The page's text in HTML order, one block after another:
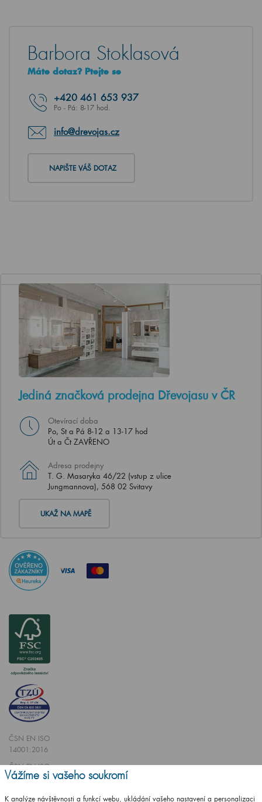
Barbora Stoklasová
Máte dotaz? Ptejte se
+420 461 653 937
Po - Pá: 8-17 hod.
info@drevojas.cz
NAPIŠTE VÁŠ DOTAZ
Jediná značková prodejna Dřevojasu v ČR
Otevírací doba
Po, St a Pá 8-12 a 13-17 hod
Út a Čt ZAVŘENO
Adresa prodejny
T. G. Masaryka 46/22 (vstup z ulice
Jungmannova), 568 02 Svitavy
UKAŽ NA MAPĚ
ČSN EN ISO
14001:2016
ČSN EN ISO
9001:2016
Vážíme si vašeho soukromí
K analýze návštěvnosti a funkcí webu, ukládání vašeho nastavení a personalizaci